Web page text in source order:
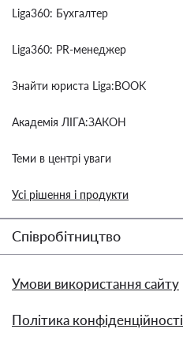
Liga360: Бухгалтер
Liga360: PR-менеджер
Знайти юриста Liga:BOOK
Академія ЛІГА:ЗАКОН
Теми в центрі уваги
Усі рішення і продукти
Співробітництво
Умови використання сайту
Політика конфіденційності